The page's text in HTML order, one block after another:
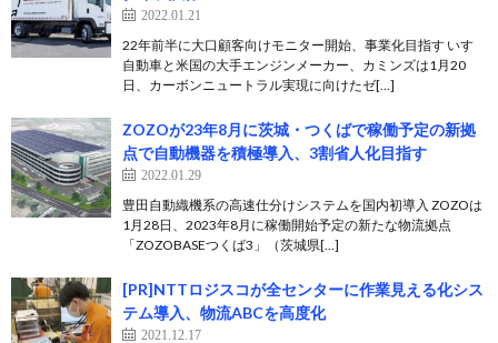
2022.01.21
22年前半に大口顧客向けモニター開始、事業化目指す いすゞ
自動車と米国の大手エンジンメーカー、カミンズは1月20
日、カーボンニュートラル実現に向けたゼ[…]
ZOZOが23年8月に茨城・つくばで稼働予定の新拠
点で自動機器を積極導入、3割省人化目指す
2022.01.29
豊田自動織機系の高速仕分けシステムを国内初導入 ZOZOは
1月28日、2023年8月に稼働開始予定の新たな物流拠点
「ZOZOBASEつくば3」（茨城県[…]
[PR]NTTロジスコが全センターに作業見える化シス
テム導入、物流ABCを高度化
2021.12.17